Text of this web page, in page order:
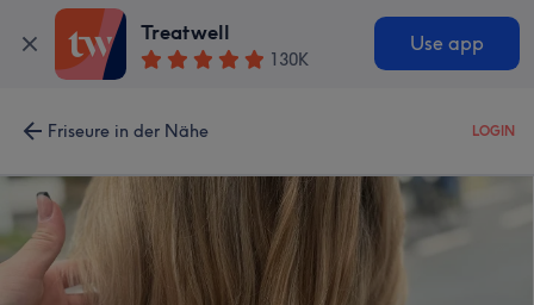
Treatwell
130K
Use app
Friseure in der Nähe LOGIN